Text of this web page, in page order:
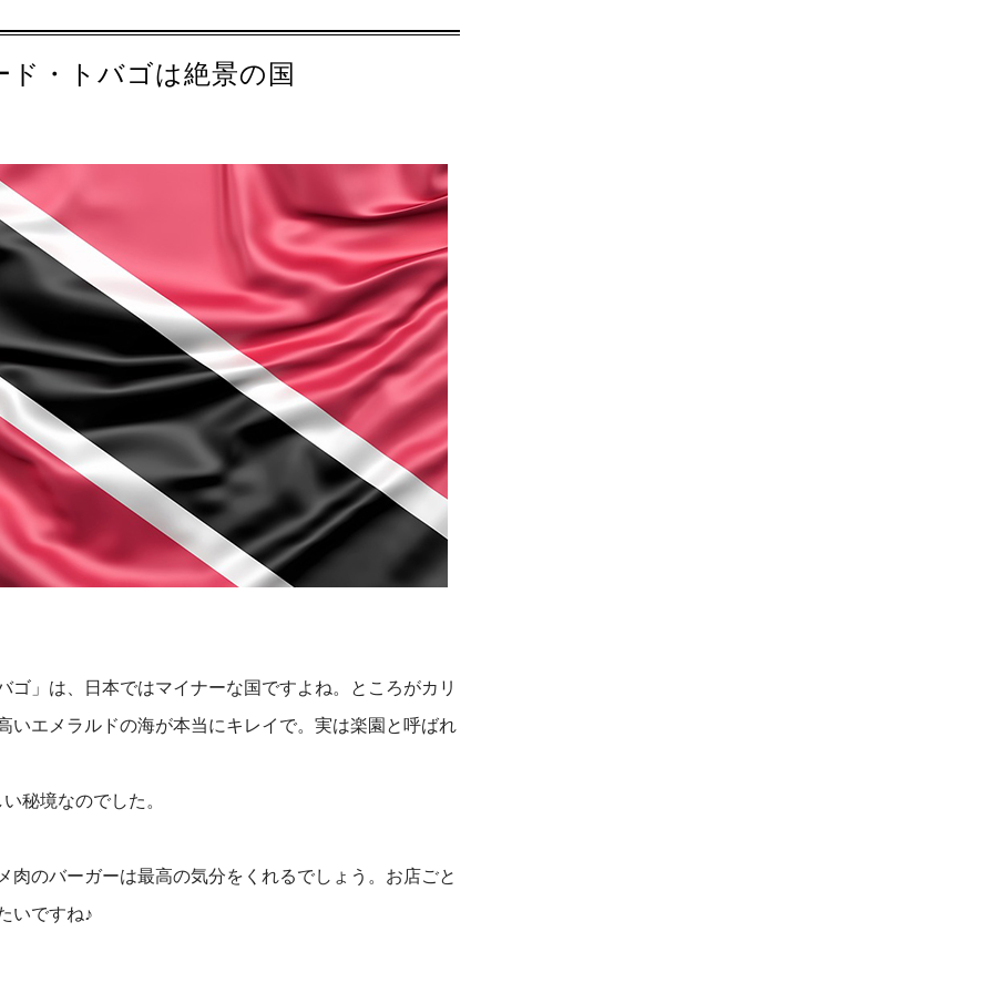
ド・トバゴは絶景の国
ゴ」は、日本ではマイナーな国ですよね。ところがカリ
いエメラルドの海が本当にキレイで。実は楽園と呼ばれ
秘境なのでした。
肉のバーガーは最高の気分をくれるでしょう。お店ごと
いですね♪